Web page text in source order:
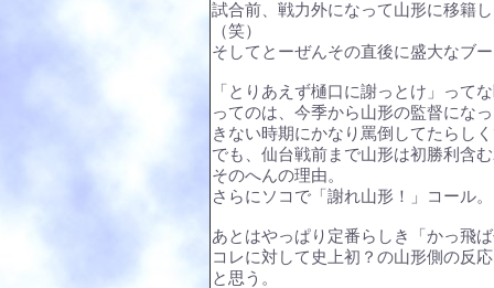
試合前、戦力外になって山形に移籍
（笑）
そしてとーぜんその直後に盛大なブ
「とりあえず樋口に謝っとけ」って
ってのは、今季から山形の監督にな
きない時期にかなり罵倒してたらし
でも、仙台戦前まで山形は初勝利含
そのへんの理由。
さらにソコで「謝れ山形！」コール
あとはやっぱり定番らしき「かっ飛
コレに対して史上初？の山形側の反
と思う。